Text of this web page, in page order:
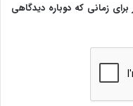
زمانی که دوباره دیدگاهی